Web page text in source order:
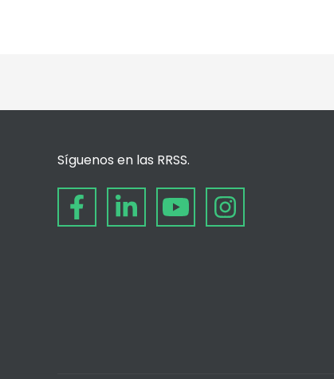
Síguenos en las RRSS.